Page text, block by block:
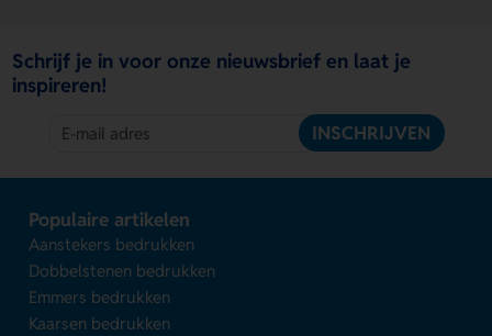
Schrijf je in voor onze nieuwsbrief en laat je
inspireren!
INSCHRIJVEN
Populaire artikelen
Aanstekers bedrukken
Dobbelstenen bedrukken
Emmers bedrukken
Kaarsen bedrukken